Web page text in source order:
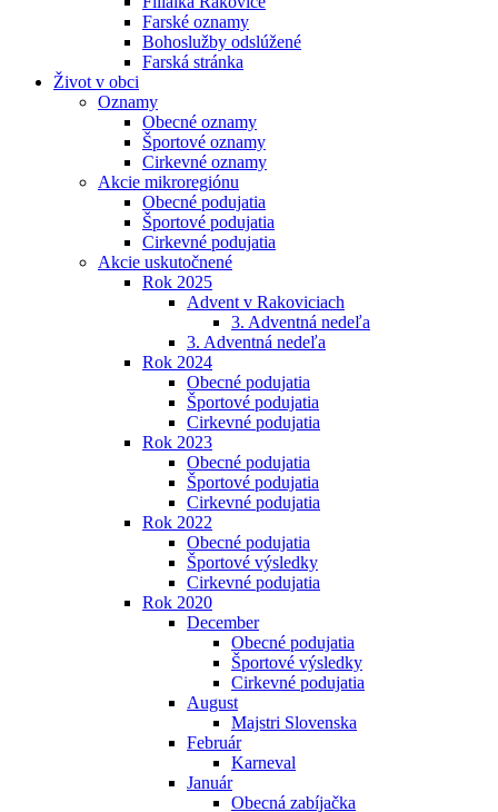
Farské oznamy
Bohoslužby odslúžené
Farská stránka
Život v obci
Oznamy
Obecné oznamy
Športové oznamy
Cirkevné oznamy
Akcie mikroregiónu
Obecné podujatia
Športové podujatia
Cirkevné podujatia
Akcie uskutočnené
Rok 2025
Advent v Rakoviciach
3. Adventná nedeľa
3. Adventná nedeľa
Rok 2024
Obecné podujatia
Športové podujatia
Cirkevné podujatia
Rok 2023
Obecné podujatia
Športové podujatia
Cirkevné podujatia
Rok 2022
Obecné podujatia
Športové výsledky
Cirkevné podujatia
Rok 2020
December
Obecné podujatia
Športové výsledky
Cirkevné podujatia
August
Majstri Slovenska
Február
Karneval
Január
Obecná zabíjačka